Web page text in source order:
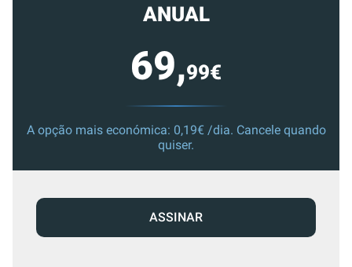
ANUAL
69,99€
A opção mais económica: 0,19€ /dia. Cancele quando
quiser.
ASSINAR